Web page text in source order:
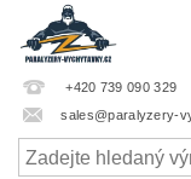
+420 739 090 329
sales@paralyzery-